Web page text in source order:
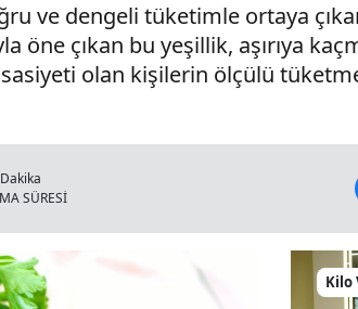
ve dengeli tüketimle ortaya
öne çıkan bu yeşillik, aşırıya
olan kişilerin ölçülü
SÜRESİ
Kilo